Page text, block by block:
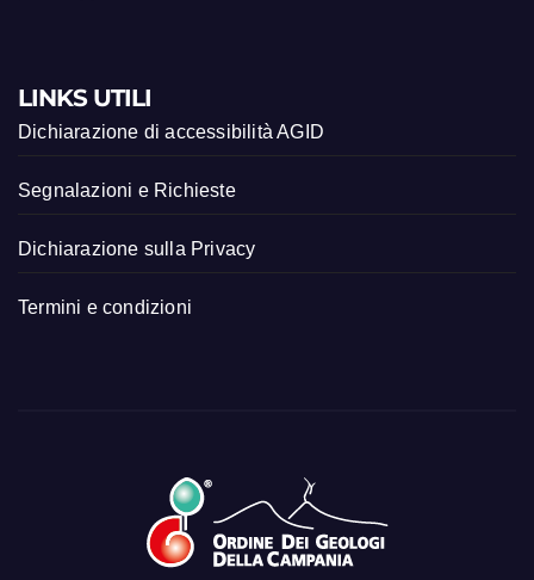
LINKS UTILI
Dichiarazione di accessibilità AGID
Segnalazioni e Richieste
Dichiarazione sulla Privacy
Termini e condizioni